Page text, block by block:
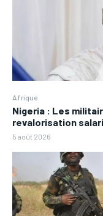
Afrique
Nigeria : Les
revalorisation
5 août 2026